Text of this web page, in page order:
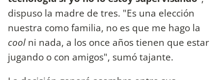
dispuso la madre de tres. "Es una elección
nuestra como familia, no es que me hago la
cool ni nada, a los once años tienen que estar
jugando o con amigos", sumó tajante.